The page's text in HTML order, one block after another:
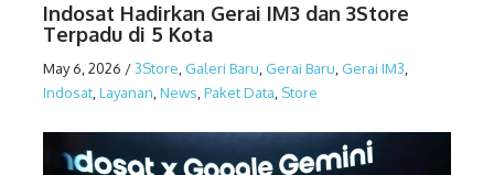
Indosat Hadirkan Gerai IM3 dan 3Store
Terpadu di 5 Kota
May 6, 2026 /3Store Galeri Baru Gerai Baru Gerai IM3
Indosat Layanan News Paket Data Store